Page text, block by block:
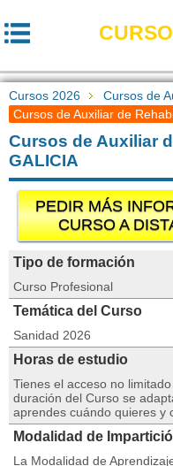
Cursos 2026
Cursos de
Cursos de Auxiliar de
Cursos de Auxiliar
GALICIA
PEDIR MÁS
CURSO A
Tipo de formación
Curso Profesional
Temática del Curso
Sanidad 2026
Horas de estudio
Tienes el acceso no
duración del Curso se
aprendes cuándo quieres y
Modalidad de
La Modalidad de